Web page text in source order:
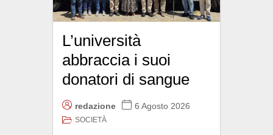
L’università
abbraccia i suoi
donatori di sangue
redazione 6 Agosto 2026
SOCIETÀ